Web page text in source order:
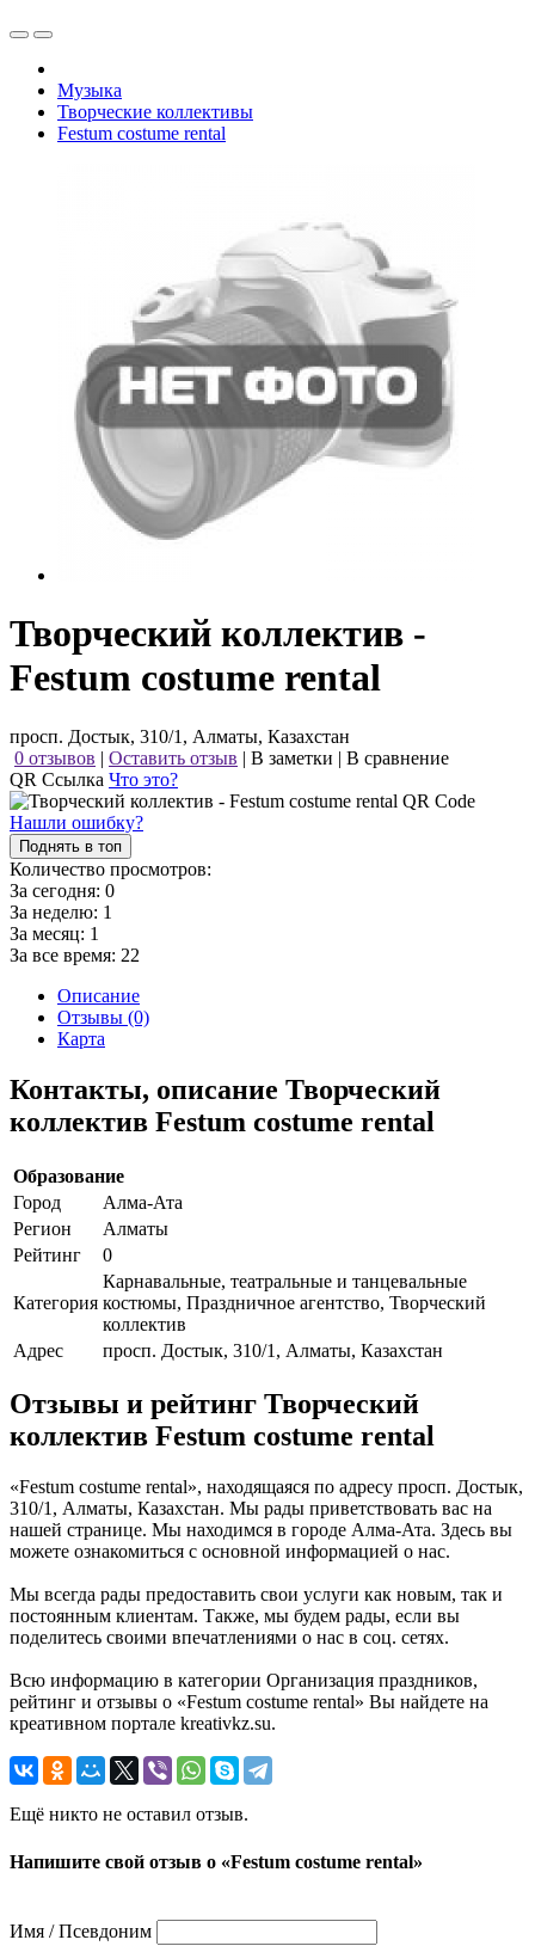
Музыка
Творческие коллективы
Festum costume rental
Творческий коллектив -
Festum costume rental
просп. Достык, 310/1, Алматы, Казахстан
0 отзывов | Оставить отзыв | В заметки | В сравнение
QR Ссылка Что это?
Нашли ошибку?
Поднять в топ
Количество просмотров:
За сегодня: 0
За неделю: 1
За месяц: 1
За все время: 22
Описание
Отзывы (0)
Карта
Контакты, описание Творческий
коллектив Festum costume rental
Образование
Город
Алма-Ата
Регион
Алматы
Рейтинг
0
Категория
Карнавальные, театральные и танцевальные
костюмы, Праздничное агентство, Творческий
коллектив
Адрес
просп. Достык, 310/1, Алматы, Казахстан
Отзывы и рейтинг Творческий
коллектив Festum costume rental
«Festum costume rental», находящаяся по адресу просп. Достык,
310/1, Алматы, Казахстан. Мы рады приветствовать вас на
нашей странице. Мы находимся в городе Алма-Ата. Здесь вы
можете ознакомиться с основной информацией о нас.
Мы всегда рады предоставить свои услуги как новым, так и
постоянным клиентам. Также, мы будем рады, если вы
поделитесь своими впечатлениями о нас в соц. сетях.
Всю информацию в категории Организация праздников,
рейтинг и отзывы о «Festum costume rental» Вы найдете на
креативном портале kreativkz.su.
Ещё никто не оставил отзыв.
Напишите свой отзыв о «Festum costume rental»
Имя / Псевдоним